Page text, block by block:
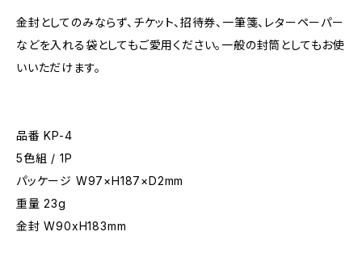
金封としてのみならず、チケット、招待券、一筆箋、レターペーパー
などを入れる袋としてもご愛用ください。一般の封筒としてもお使
いいただけます。
品番 KP-4
5色組 / 1P
パッケージ W97×H187×D2mm
重量 23g
金封 W90xH183mm